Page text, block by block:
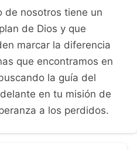
de nosotros tiene un
de Dios y que
marcar la diferencia
que encontramos en
la guía del
en tu misión de
a los perdidos.